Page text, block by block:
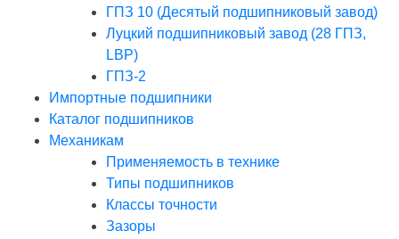
ГПЗ 10 (Десятый подшипниковый завод)
Луцкий подшипниковый завод (28 ГПЗ,
LBP)
ГПЗ-2
Импортные подшипники
Каталог подшипников
Механикам
Применяемость в технике
Типы подшипников
Классы точности
Зазоры